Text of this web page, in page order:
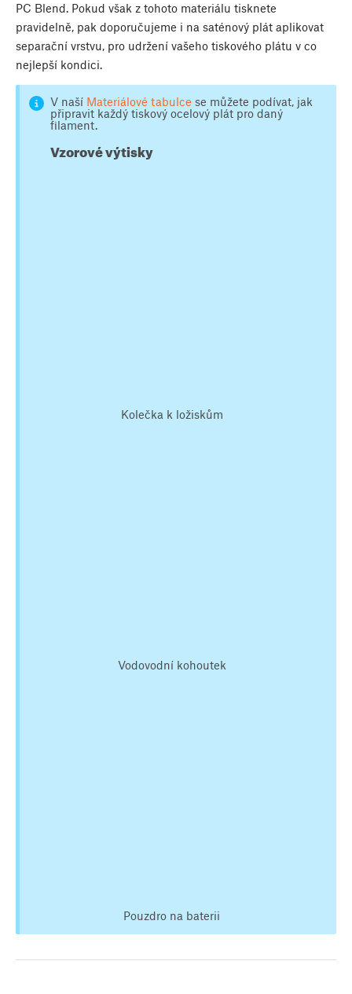
PC Blend. Pokud však z tohoto materiálu tisknete
pravidelně, pak doporučujeme i na saténový plát aplikovat
separační vrstvu, pro udržení vašeho tiskového plátu v co
nejlepší kondici.
V naší Materiálové tabulce se můžete podívat, jak
připravit každý tiskový ocelový plát pro daný
filament.
Vzorové výtisky
Kolečka k ložiskům
Vodovodní kohoutek
Pouzdro na baterii